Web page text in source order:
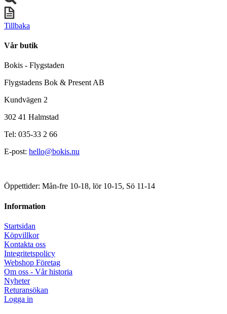
Tillbaka
Vår butik
Bokis - Flygstaden
Flygstadens Bok & Present AB
Kundvägen 2
302 41 Halmstad
Tel: 035-33 2 66
E-post: hello@bokis.nu
Öppettider: Mån-fre 10-18, lör 10-15, Sö 11-14
Information
Startsidan
Köpvillkor
Kontakta oss
Integritetspolicy
Webshop Företag
Om oss - Vår historia
Nyheter
Returansökan
Logga in